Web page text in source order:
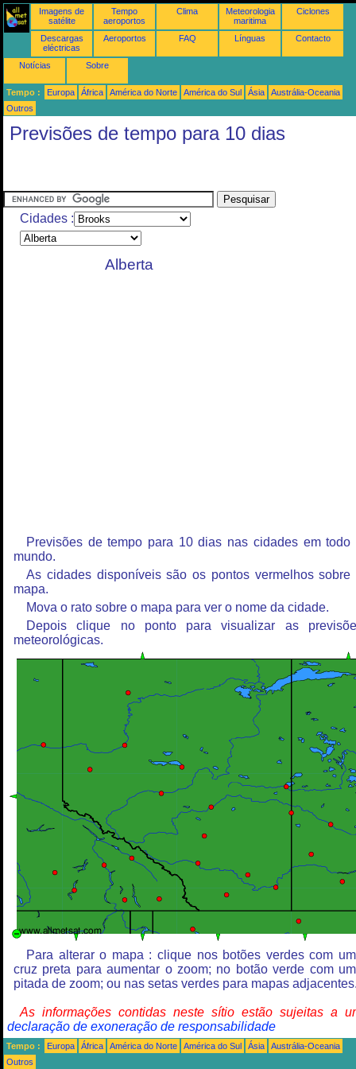
Imagens de
satélite
Tempo
aeroportos
Clima
Meteorologia
maritima
Ciclones
Descargas
eléctricas
Aeroportos FAQ Línguas Contacto
Notícias Sobre
Tempo : Europa África América do Norte América do Sul Ásia
Austrália-Oceania
Outros
Previsões de tempo para 10 dias
Cidades :
Alberta
Previsões de tempo para 10 dias nas cidades em todo
mundo.
As cidades disponíveis são os pontos vermelhos sobre
mapa.
Mova o rato sobre o mapa para ver o nome da cidade.
Depois clique no ponto para visualizar as
meteorológicas.
Para alterar o mapa : clique nos botões verdes com
cruz preta para aumentar o zoom; no botão verde com
pitada de zoom; ou nas setas verdes para mapas
As informações contidas neste sítio estão sujeitas a
declaração de exoneração de responsabilidade
Tempo : Europa África América do Norte América do Sul Ásia
Austrália-Oceania
Outros